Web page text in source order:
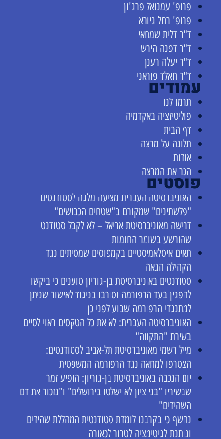
פרופ' עמנואל פרג'ון
פרופ' רחל גיורא
ד"ר דלית שמחאי
ד"ר דפנה הירש
ד"ר יעלה רענן
ד"ר חאלד פוראני
עמודים
תרמו לנו
פוליטיזציה באקדמיה
דף הבית
תלונה על מרצה
אודות
הכר את המרצה
פוסטים
האוניברסיטה העברית מציעה מלגה לסטודנטים
"פלשתינים" שמקורם ב"שטחים הכבושים"
דרישה מאוניברסיטת אריאל – לא לקבל סטודנט
שהורשע בשומר החומות
תאים איסלאמיסטיים בקמפוסים שמסיתים נגד
הקהילה הגאה
סטודנטים באוניברסיטת בן-גוריון טוענים כי ביקשו
להפגין בעד הרפורמה וסורבו בניגוד לאישור שניתן
למתנגדי הרפורמה שבוע לפני כן
האוניברסיטה העברית: לא את כל הטקסים ראוי לסיים
בשירת "התקווה"
מייל רשמי מאוניברסיטת תל-אביב לסטודנטים:
הצטרפו למחאה נגד הרפורמה המשפטית
יום הנכבה באוניברסיטת בן-גוריון: הופיע זמר
שבשיריו "בני ציון לא ישלטו בירושלים" ו"נזכור את דם
השהידים"
נחשף כי בקרבנו לומדת סטודנטית המהללת שהידים
ונותנת לגיטימציה לטרור לכאורה